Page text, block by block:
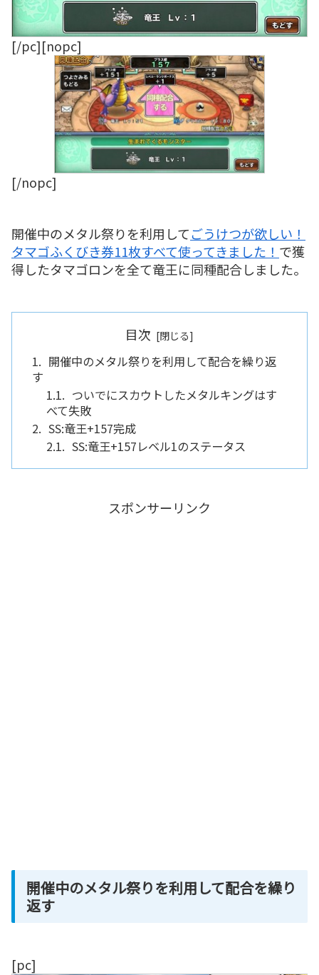
[/pc][nopc]
[/nopc]
開催中のメタル祭りを利用してごうけつが欲しい！
タマゴふくびき券11枚すべて使ってきました！ で獲
得したタマゴロンを全て竜王に同種配合しました。
目次
開催中のメタル祭りを利用して配合を繰り返
す
ついでにスカウトしたメタルキングはす
べて失敗
SS:竜王+157完成
SS:竜王+157レベル1のステータス
スポンサーリンク
開催中のメタル祭りを利用して配合を繰り
返す
[pc]